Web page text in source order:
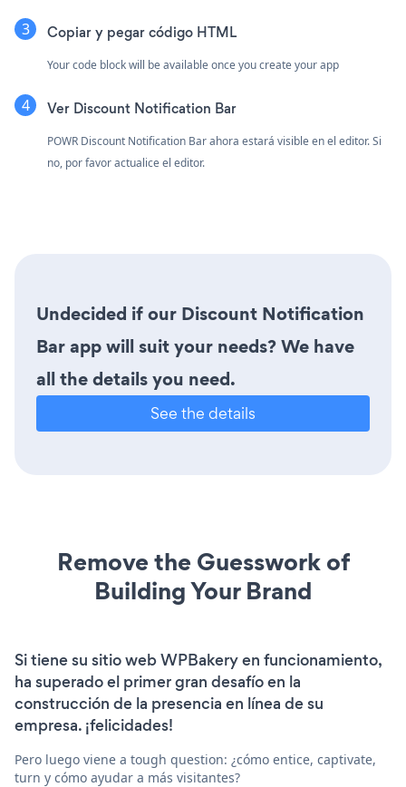
Copiar y pegar código HTML
Your code block will be available once you create your app
Ver Discount Notification Bar
POWR Discount Notification Bar ahora estará visible en el editor. Si
no, por favor actualice el editor.
Undecided if our Discount Notification
Bar app will suit your needs? We have
all the details you need.
See the details
Remove the Guesswork of
Building Your Brand
Si tiene su sitio web WPBakery en funcionamiento,
ha superado el primer gran desafío en la
construcción de la presencia en línea de su
empresa. ¡felicidades!
Pero luego viene a tough question: ¿cómo entice, captivate,
turn y cómo ayudar a más visitantes?